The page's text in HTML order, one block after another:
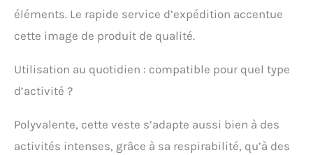
éléments. Le rapide service d’expédition accentue
cette image de produit de qualité.
Utilisation au quotidien : compatible pour quel type
d’activité ?
Polyvalente, cette veste s’adapte aussi bien à des
activités intenses, grâce à sa respirabilité, qu’à des